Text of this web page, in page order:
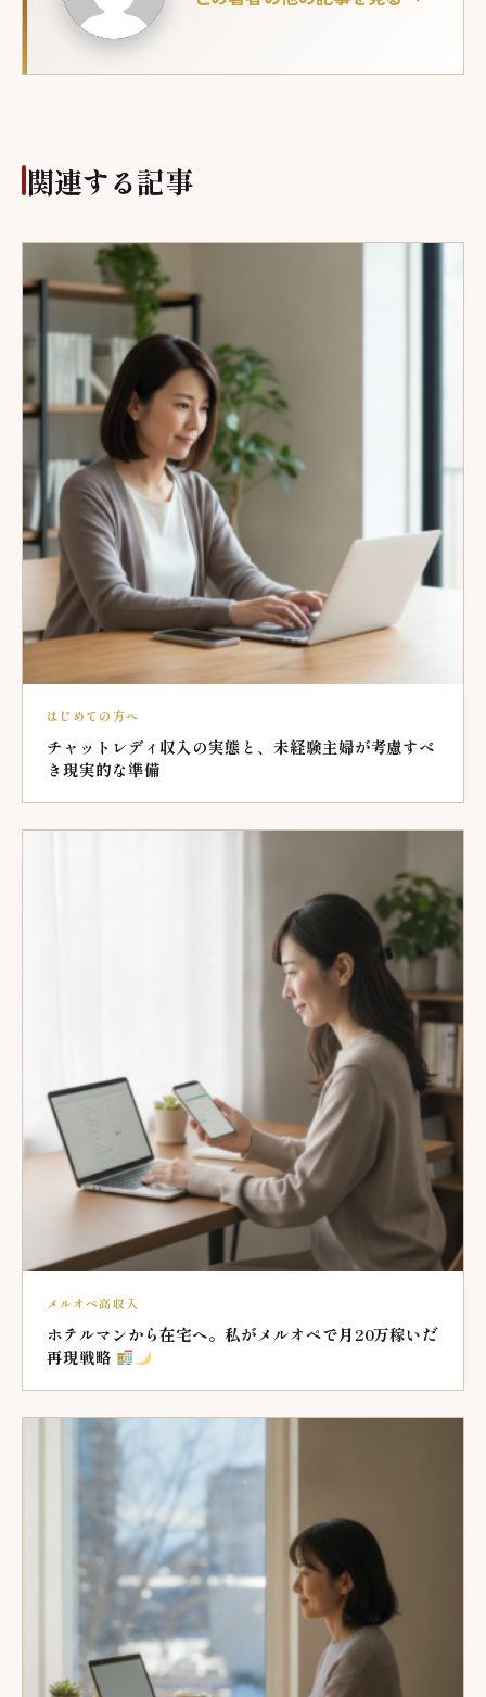
関連する記事
はじめての方へ
チャットレディ収入の実態と、未経験主婦が考慮すべ
き現実的な準備
メルオペ高収入
ホテルマンから在宅へ。私がメルオペで月20万稼いだ
再現戦略